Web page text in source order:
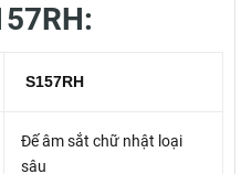
S157RH
Đế âm sắt chữ nhật loại
sâu